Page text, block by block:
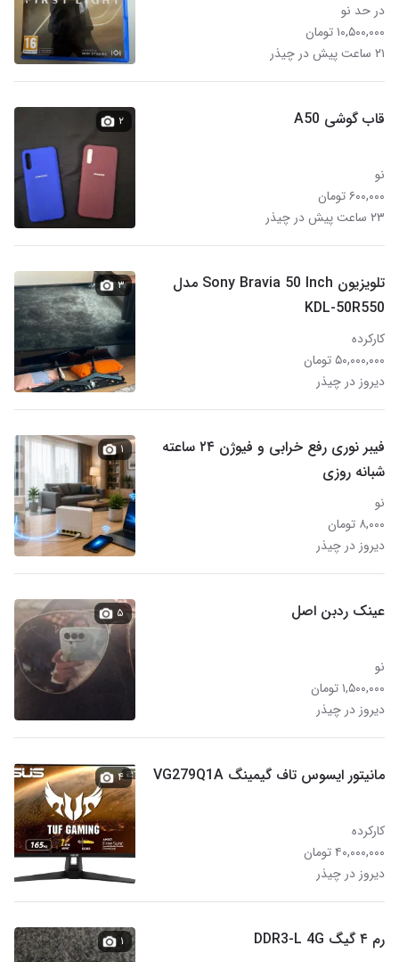
در حد نو
۱۰,۵۰۰,۰۰۰ تومان
۲۱ ساعت پیش در چیذر
قاب گوشی A50
نو
۶۰۰,۰۰۰ تومان
۲۳ ساعت پیش در چیذر
۲
تلویزیون Sony Bravia 50 Inch مدل
KDL-50R550
کارکرده
۵۰,۰۰۰,۰۰۰ تومان
دیروز در چیذر
۳
فیبر نوری رفع خرابی و فیوژن ۲۴ ساعته
شبانه روزی
نو
۸,۰۰۰ تومان
دیروز در چیذر
۱
عینک ردبن اصل
نو
۱,۵۰۰,۰۰۰ تومان
دیروز در چیذر
۵
مانیتور ایسوس تاف گیمینگ VG279Q1A
کارکرده
۴۰,۰۰۰,۰۰۰ تومان
دیروز در چیذر
۴
رم ۴ گیگ DDR3-L 4G ۱